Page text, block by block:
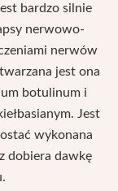
bardzo silnie
nerwowo-
nerwów
jest ona
botulinum i
Jest
wykonana
dobiera dawkę